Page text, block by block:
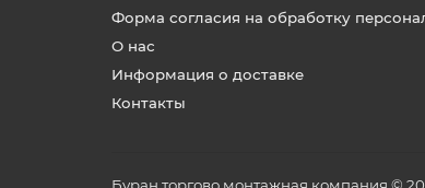
Форма согласия на обработку
О нас
Информация о доставке
Контакты